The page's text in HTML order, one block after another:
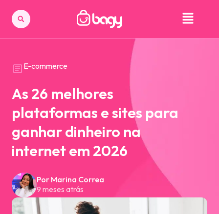
E-commerce
As 26 melhores
plataformas e sites para
ganhar dinheiro na
internet em 2026
Por Marina Correa
9 meses atrás